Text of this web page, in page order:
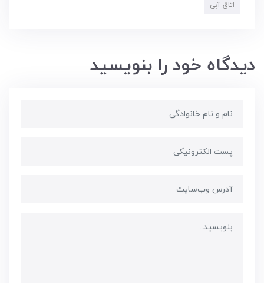
اتاق آبی
دیدگاه خود را بنویسید